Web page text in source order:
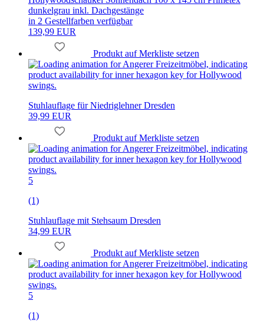
dunkelgrau inkl. Dachgestänge
in 2 Gestellfarben verfügbar
139,99 EUR
Produkt auf Merkliste setzen
Stuhlauflage für Niedriglehner Dresden
39,99 EUR
Produkt auf Merkliste setzen
5
(1)
Stuhlauflage mit Stehsaum Dresden
34,99 EUR
Produkt auf Merkliste setzen
5
(1)